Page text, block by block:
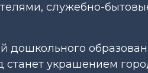
служебно-
дошкольного
станет украшением